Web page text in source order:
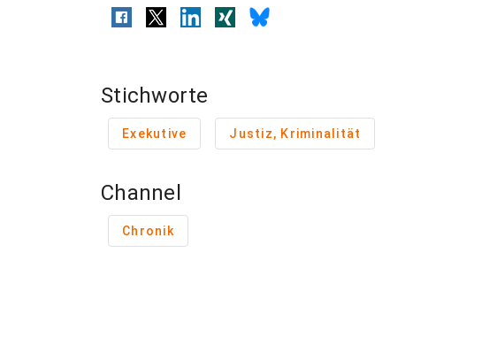
Stichworte
Exekutive Justiz, Kriminalität
Channel
Chronik